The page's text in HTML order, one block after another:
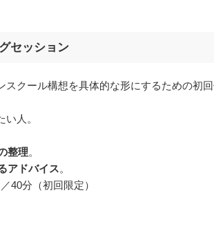
セッション
スクール構想を具体的な形にするための初
人。
整理。
アドバイス。
40分（初回限定）